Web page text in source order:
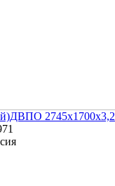
2745х1700х3,2